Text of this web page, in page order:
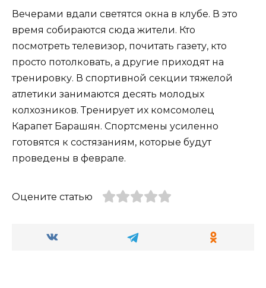
Вечерами вдали светятся окна в клубе. В это
время собираются сюда жители. Кто
посмотреть телевизор, почитать газету, кто
просто потолковать, а другие приходят на
тренировку. В спортивной секции тяжелой
атлетики занимаются десять молодых
колхозников. Тренирует их комсомолец
Карапет Барашян. Спортсмены усиленно
готовятся к состязаниям, которые будут
проведены в феврале.
Оцените статью